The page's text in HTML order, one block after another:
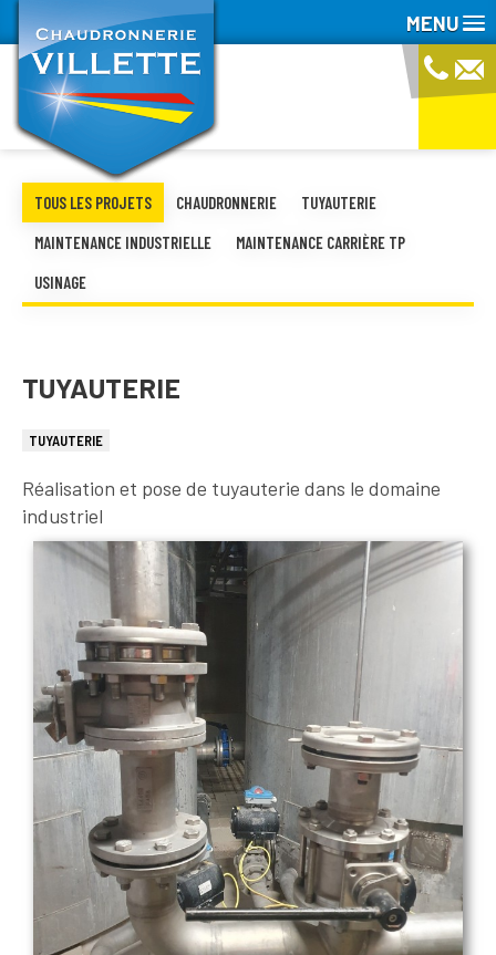
MENU
TOUS LES PROJETS CHAUDRONNERIE
TUYAUTERIE
MAINTENANCE INDUSTRIELLE
MAINTENANCE CARRIÈRE TP
USINAGE
TUYAUTERIE
TUYAUTERIE
Réalisation et pose de tuyauterie dans le domaine
industriel